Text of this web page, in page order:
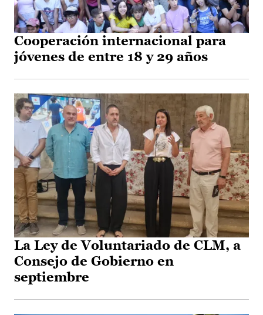
Cooperación internacional para
jóvenes de entre 18 y 29 años
La Ley de Voluntariado de CLM, a
Consejo de Gobierno en
septiembre